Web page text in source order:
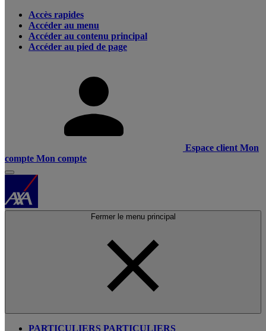
Accès rapides
Accéder au menu
Accéder au contenu principal
Accéder au pied de page
Espace client Mon
compte Mon compte
Fermer le menu principal
PARTICULIERS PARTICULIERS